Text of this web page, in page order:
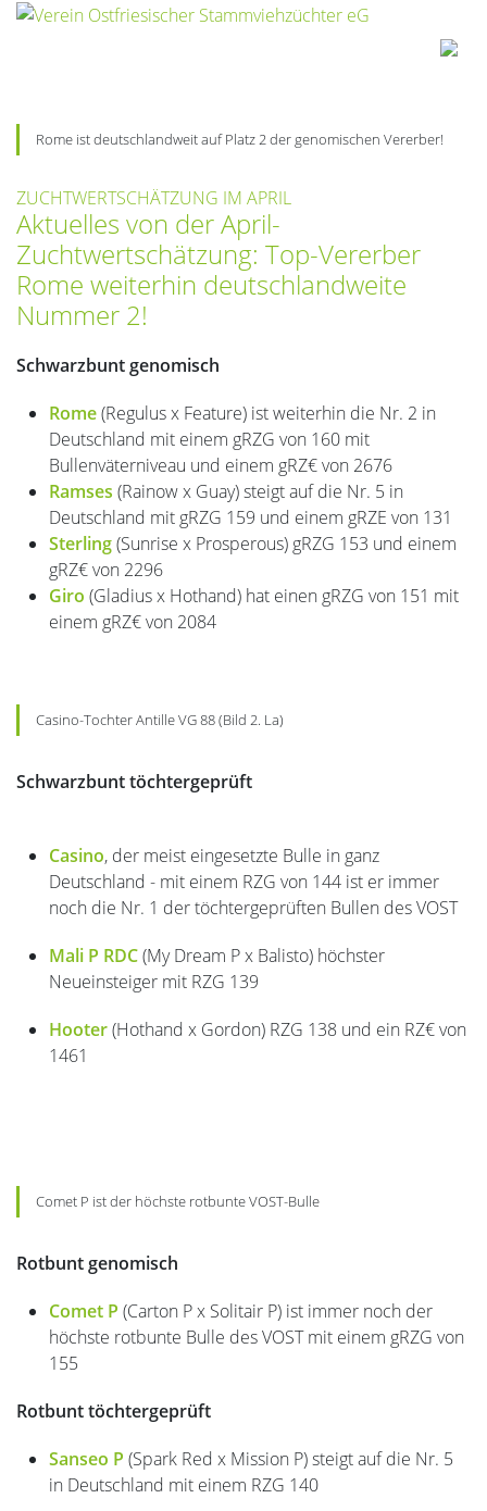
Rome ist deutschlandweit auf Platz 2 der genomischen Vererber!
ZUCHTWERTSCHÄTZUNG IM APRIL
Aktuelles von der April-
Zuchtwertschätzung: Top-Vererber
Rome weiterhin deutschlandweite
Nummer 2!
Schwarzbunt genomisch
Rome(Regulus x Feature) ist weiterhin die Nr. 2 in
Deutschland mit einem gRZG von 160 mit
Bullenväterniveau und einem gRZ€ von 2676
Ramses (Rainow x Guay) steigt auf die Nr. 5 in
Deutschland mit gRZG 159 und einem gRZE von 131
Sterling(Sunrise x Prosperous) gRZG 153 und einem
gRZ€ von 2296
Giro (Gladius x Hothand) hat einen gRZG von 151 mit
einem gRZ€ von 2084
Casino-Tochter Antille VG 88 (Bild 2. La)
Schwarzbunt töchtergeprüft
Casino, der meist eingesetzte Bulle in ganz
Deutschland - mit einem RZG von 144 ist er immer
noch die Nr. 1 der töchtergeprüften Bullen des VOST
Mali P RDC(My Dream P x Balisto) höchster
Neueinsteiger mit RZG 139
Hooter(Hothand x Gordon) RZG 138 und ein RZ€ von
1461
Comet P ist der höchste rotbunte VOST-Bulle
Rotbunt genomisch
Comet P (Carton P x Solitair P) ist immer noch der
höchste rotbunte Bulle des VOST mit einem gRZG von
155
Rotbunt töchtergeprüft
Sanseo P (Spark Red x Mission P) steigt auf die Nr. 5
in Deutschland mit einem RZG 140